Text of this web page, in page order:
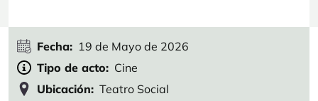
Fecha
19 de Mayo de 2026
Tipo de acto
Cine
Ubicación
Teatro Social